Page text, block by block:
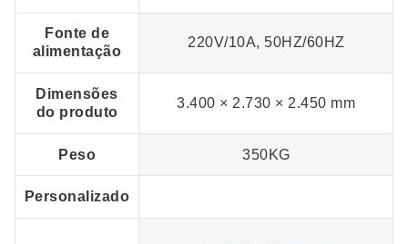
Fonte de
alimentação
Dimensões
do produto
Peso
Personalizado
220V/10A, 50HZ/60HZ
3.400 × 2.730 × 2.450 mm
350KG